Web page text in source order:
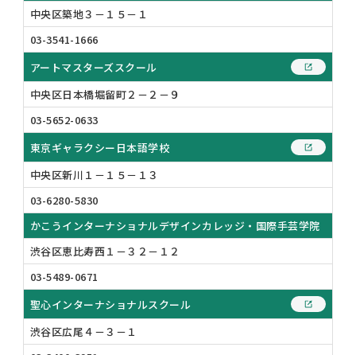
中央区築地３－１５－１
03-3541-1666
アートマスターズスクール
中央区日本橋堀留町２－２－９
03-5652-0633
東京ギャラクシー日本語学校
中央区新川１－１５－１３
03-6280-5830
かこうインターナショナルデザインカレッジ・国際手芸学院
渋谷区恵比寿西１－３２－１２
03-5489-0671
聖心インターナショナルスクール
渋谷区広尾４－３－１